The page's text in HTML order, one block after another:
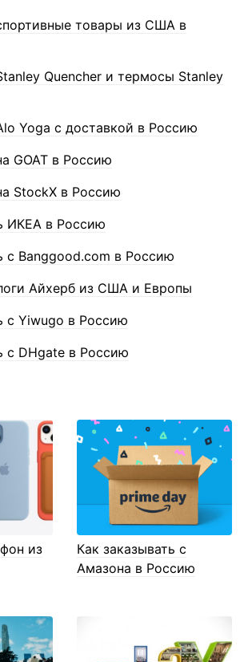
товары из США в
Quencher и термосы Stanley
Yoga с доставкой в Россию
GOAT в Россию
StockX в Россию
ИКЕА в Россию
с Banggood.com в Россию
Айхерб из США и Европы
с Yiwugo в Россию
с DHgate в Россию
из
Как заказывать с
Амазона в Россию